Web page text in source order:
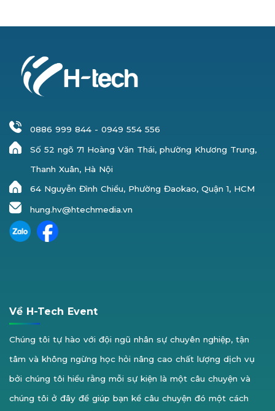
0886 999 844- 0949 554 556
Số 52 ngõ 71 Hoàng Văn Thái, phường Khương Trung,
Thanh Xuân, Hà Nội
64 Nguyễn Đình Chiểu, Phường Đaokao, Quận 1, HCM
hung.hv@htechmedia.vn
Về H-Tech Event
Chúng tôi tự hào với đội ngũ nhân sự chuyên nghiệp, tận
tâm và không ngừng học hỏi nâng cao chất lượng dịch vụ
bởi chúng tôi hiểu rằng mỗi sự kiện là một câu chuyện và
chúng tôi ở đây để giúp bạn kể câu chuyện đó một cách